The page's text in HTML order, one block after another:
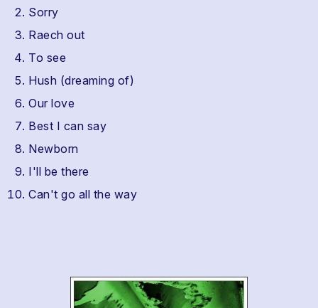
Sorry
Raech out
To see
Hush (dreaming of)
Our love
Best I can say
Newborn
I'll be there
Can't go all the way